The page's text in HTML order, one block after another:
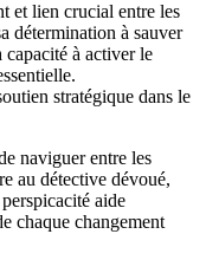
et lien crucial entre les
détermination à sauver
à activer le
stratégique dans le
naviguer entre les
au détective dévoué,
aide
chaque changement